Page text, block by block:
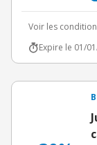
Voir les
Expire le 01/